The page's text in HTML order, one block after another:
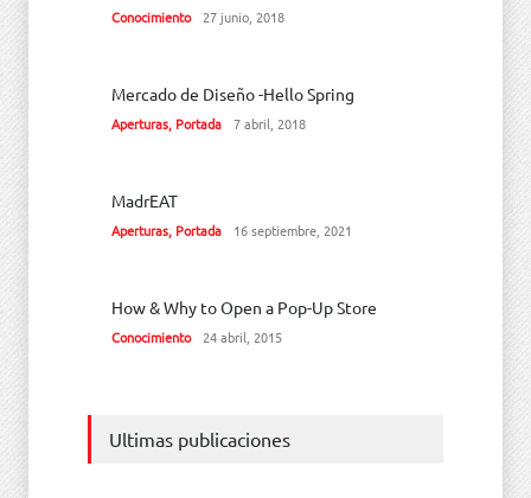
Conocimiento 27 junio, 2018
Mercado de Diseño -Hello Spring
Aperturas, Portada 7 abril, 2018
MadrEAT
Aperturas, Portada 16 septiembre, 2021
How & Why to Open a Pop-Up Store
Conocimiento 24 abril, 2015
Ultimas publicaciones